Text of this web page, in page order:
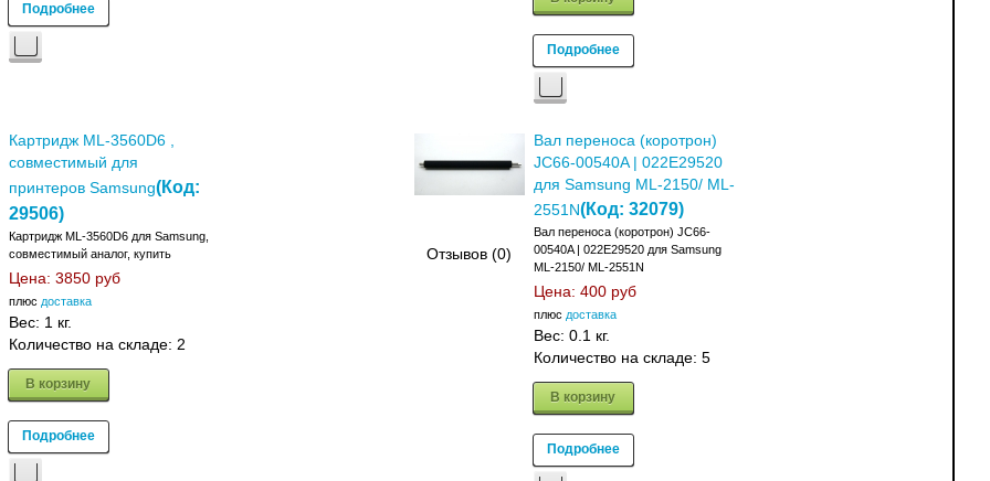
Подробнее
Подробнее
Картридж ML-3560D6 ,
совместимый для
принтеров Samsung(Код:
29506)
Картридж ML-3560D6 для Samsung,
совместимый аналог, купить
Цена: 3850 руб
плюс доставка
Вес: 1 кг.
Количество на складе: 2
В корзину
Подробнее
Отзывов (0)
Вал переноса (коротрон)
JC66-00540A | 022E29520
для Samsung ML-2150/ ML-
2551N(Код: 32079)
Вал переноса (коротрон) JC66-
00540A | 022E29520 для Samsung
ML-2150/ ML-2551N
Цена: 400 руб
плюс доставка
Вес: 0.1 кг.
Количество на складе: 5
В корзину
Подробнее